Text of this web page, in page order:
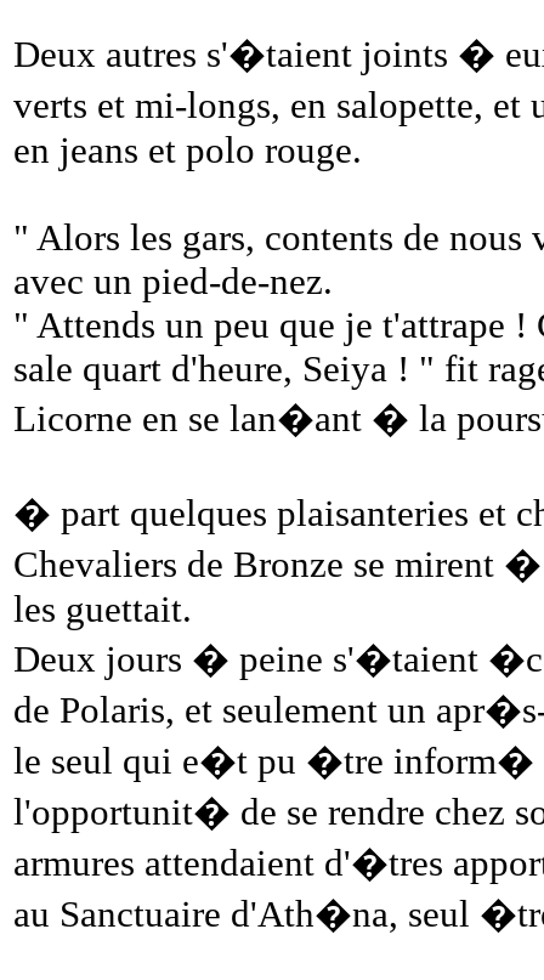
Deux autres s'�taient joints �
verts et mi-longs, en salopette,
en jeans et polo rouge.
" Alors les gars, contents de
avec un pied-de-nez.
" Attends un peu que je t'attrape !
sale quart d'heure, Seiya ! " fit
Licorne en se lan�ant � la
� part quelques plaisanteries et
Chevaliers de Bronze se mirent
les guettait.
Deux jours � peine s'�taient
de Polaris, et seulement un
le seul qui e�t pu �tre inform�
l'opportunit� de se rendre chez
armures attendaient d'�tres
au Sanctuaire d'Ath�na, seul